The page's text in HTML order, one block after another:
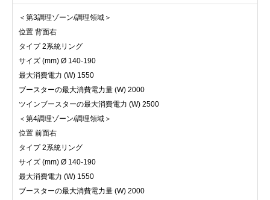
＜第3調理ゾーン/調理領域＞
位置 背面右
タイプ 2系統リング
サイズ (mm) Ø 140-190
最大消費電力 (W) 1550
ブースターの最大消費電力量 (W) 2000
ツインブースターの最大消費電力 (W) 2500
＜第4調理ゾーン/調理領域＞
位置 前面右
タイプ 2系統リング
サイズ (mm) Ø 140-190
最大消費電力 (W) 1550
ブースターの最大消費電力量 (W) 2000